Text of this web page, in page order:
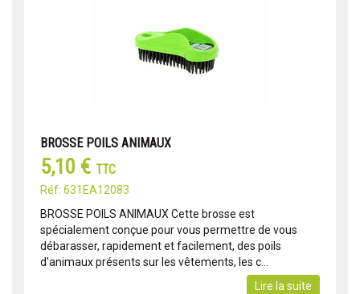
BROSSE POILS ANIMAUX
5,10 € TTC
Réf: 631EA12083
BROSSE POILS ANIMAUX Cette brosse est
spécialement conçue pour vous permettre de vous
débarasser, rapidement et facilement, des poils
d'animaux présents sur les vêtements, les c...
Lire la suite